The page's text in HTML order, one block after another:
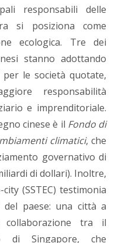
responsabili delle
si posiziona come
ecologica. Tre dei
stanno adottando
le società quotate,
responsabilità
e imprenditoriale.
cinese è il Fondo di
climatici, che
governativo di
di dollari). Inoltre,
(SSTEC) testimonia
paese: una città a
tra il
di Singapore, che